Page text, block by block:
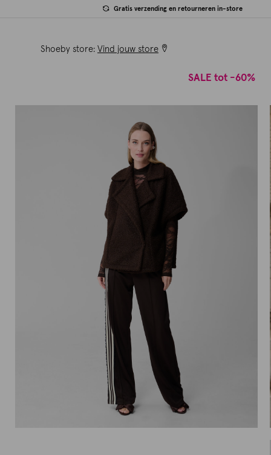
Gratis verzending en retourneren in-store
Shoeby store: Vind jouw store
SALE tot -60%